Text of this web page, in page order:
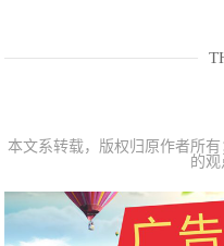
本文系转载，版权归原作者所
的观